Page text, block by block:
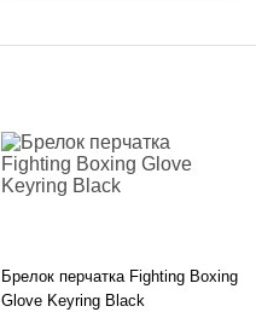
Брелок перчатка Fighting Boxing
Glove Keyring Black